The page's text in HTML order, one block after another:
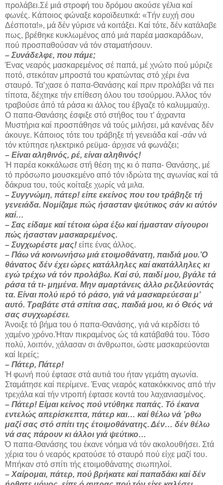
προλάβει.Σέ μιά στροφή του δρόμου ακούσε γέλια καί
φωνές. Κάποιος φώναξε κοροϊδευτικά: «Τήν ευχή σου
Δέσποτα!», μά δέν γύρισε νά κοιτάξει. Καί τότε, δέν κατάλαβε
πως, βρέθηκε κυκλωμένος από μιά παρέα μασκαράδων,
πού προσπαθούσαν νά τόν σταματήσουν.
– Συνάδελφε, που πάμε;
Ένας νεαρός μασκαρεμένος σέ παπά, μέ χνώτο πού μύριζε
ποτό, στεκόταν μπροστά του κρατώντας στό χέρι ένα
σταυρό. Τα’χασε ό παπα-Θανάσης καί πριν προλάβει νά πει
τίποτα, δέχτηκε τήν επίθεση όλου του τσούρμου. Άλλος τόν
τραβούσε άπό τά ράσα κι άλλος του έβγαζε τό καλυμμαύχι.
Ο παπα-Θανάσης έσφιξε στό στήθος του τ’ άχραντα
Μυστήρια καί προσπάθησε νά τούς μι­λήσει, μά κανένας δέν
άκουγε. Κάποιος τότε του τράβηξε τή γενειάδα καί -σάν νά
τόν κτύπησε ηλεκτρικό ρεϋμα- άρχισε νά φωνάζει;
– Είναι αληθινός, ρέ, είναι αληθινός!
Ή παρέα κοκκάλωσε στή θέση της κι ό παπα- Θανάσης, μέ
τό πρόσωπο μουσκεμένο από τόν ιδρώτα της αγωνίας καί τά
δάκρυα του, τούς κοίτα­ξε χωρίς νά μιλα.
– Συγγνώμη, πάτερ! είπε εκείνος που του τρά­βηξε τή
γενειάδα. Νομίζαμε πώς ήσασταν ψεύτικος σάν κι αύτόν
καί…
– Σας είδαμε καί τέτοια ώρα έξω καί ήμασταν σίγουροι
πώς ήσασταν μασκαρεμένος.
– Συγχωρέστε μας! είπε ένας άλλος.
– Πάω νά κοινωνήσω μιά ετοιμοθάνατη, παιδιά μου.’Ο
θάνατος δέν έχει ώρες κατάλ­ληλες καί ακατάλληλες κι
εγώ τρέχω νά τόν προλάβω. Καί σύ, παιδί μου, βγάλε τά
ράσα τά τι- μημένα. Μην αμαρτάνεις άλλο ρεζιλεύοντάς
τα. Είναι πολύ ιερό τό ράσο, γιά νά μασκαρεύεσαι μ’
αυτό. Τραβάτε στά σπίτια σας, παιδιά μου, κι ό Θεός νά
σας συγχωρέσει.
Άνοιξε τό βήμα του ό παπα-Θανάσης, γιά νά κερδίσει τό
χαμένο χρόνο.Ήταν πικραμένος ώς τά κατάβαθά του. Τόσο
πολύ, λοιπόν, χάλασαν σι άνθρωποι, ώστε μασκαρεύονται
καί Ιερείς;
– Πάτερ, Πάτερ!
Ή φωνή πού έφτασε στά αυτιά του ήταν γεμά­τη αγωνία.
Σταμάτησε καί περίμενε. Ένας νεαρός κατακόκκινος από τήν
τρεχάλα καί τήν ντροπή έφτασε κοντά του λαχανιασμένος.
– Πάτερ! Είμαι κείνος πού ντύθηκε παπάς. Τό έκανα
εντελώς απερίσκεπτα, πάτερ και… καί θέλω νά ’ρθω
μαζί σας στό σπίτι της έτοιμοθάνατης. Δέν… δέν θέλω
νά σας πάρουν κι άλλοι γιά ψεύτικο…
Ό παπα-Θανάσης του έκανε νόημα νά τόν ακολουθήσει. Στά
χέρια του ό νεαρός κρατούσε τό σταυρό πού είχε μαζί του.
Μπήκαν στό σπίτι τής ετοιμοθάνατης σιωπηλοί.
– Χαίρομαι, πάτερ, πού βρήκατε καί παπαδάκι καί δέν